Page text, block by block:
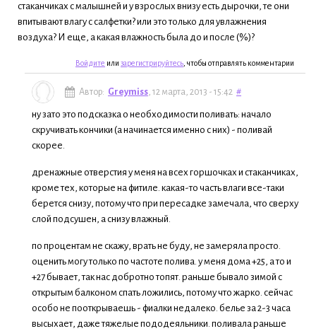
стаканчиках с малышней и у взрослых внизу есть дырочки, те они
впитывают влагу с салфетки? или это только для увлажнения
воздуха? И еще, а какая влажность была до и после (%)?
Войдите или зарегистрируйтесь , чтобы отправлять комментарии
Автор: Greymiss , 12 марта, 2013 - 15:42 #
ну зато это подсказка о необходимости поливать: начало
скручивать кончики (а начинается именно с них) - поливай
скорее.
дренажные отверстия у меня на всех горшочках и стаканчиках,
кроме тех, которые на фитиле. какая-то часть влаги все-таки
берется снизу, потому что при пересадке замечала, что сверху
слой подсушен, а снизу влажный.
по процентам не скажу, врать не буду, не замеряла просто.
оценить могу только по частоте полива. у меня дома +25, а то и
+27 бывает, так нас добротно топят. раньше бывало зимой с
открытым балконом спать ложились, потому что жарко. сейчас
особо не пооткрываешь - фиалки недалеко. белье за 2-3 часа
высыхает, даже тяжелые пододеяльники. поливала раньше